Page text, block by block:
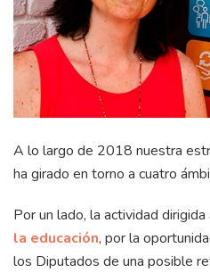
A lo largo de 2018 nuestra
ha girado en torno a cuatro
Por un lado, la actividad dirigida
la educación, por la
los Diputados de una posible